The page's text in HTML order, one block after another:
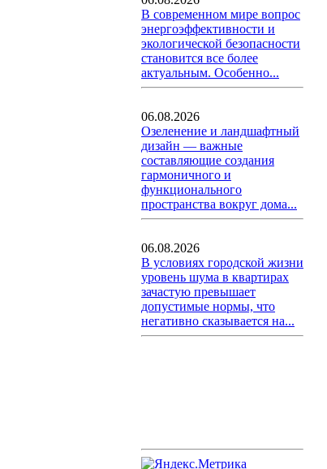
В современном мире вопрос
энергоэффективности и
экологической безопасности
становится все более
актуальным. Особенно...
06.08.2026
Озеленение и ландшафтный
дизайн — важные
составляющие создания
гармоничного и
функционального
пространства вокруг дома...
06.08.2026
В условиях городской жизни
уровень шума в квартирах
зачастую превышает
допустимые нормы, что
негативно сказывается на...